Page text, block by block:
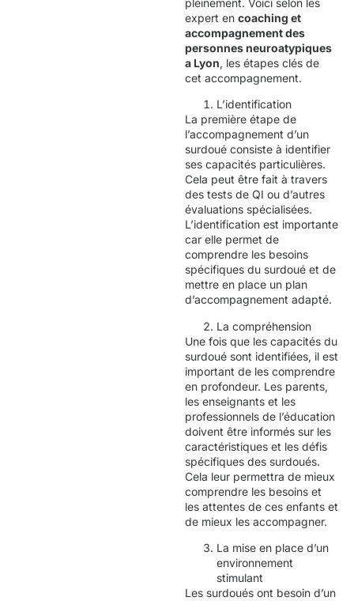
pleinement. Voici selon les
expert en coaching et
accompagnement des
personnes neuroatypiques
a Lyon, les étapes clés de
cet accompagnement.
L’identification
La première étape de
l’accompagnement d’un
surdoué consiste à identifier
ses capacités particulières.
Cela peut être fait à travers
des tests de QI ou d’autres
évaluations spécialisées.
L’identification est importante
car elle permet de
comprendre les besoins
spécifiques du surdoué et de
mettre en place un plan
d’accompagnement adapté.
La compréhension
Une fois que les capacités du
surdoué sont identifiées, il est
important de les comprendre
en profondeur. Les parents,
les enseignants et les
professionnels de l’éducation
doivent être informés sur les
caractéristiques et les défis
spécifiques des surdoués.
Cela leur permettra de mieux
comprendre les besoins et
les attentes de ces enfants et
de mieux les accompagner.
La mise en place d’un
environnement
stimulant
Les surdoués ont besoin d’un